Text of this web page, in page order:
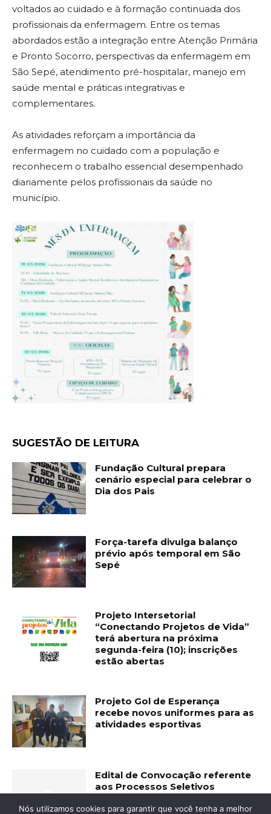
voltados ao cuidado e à formação continuada dos
profissionais da enfermagem. Entre os temas
abordados estão a integração entre Atenção Primária
e Pronto Socorro, perspectivas da enfermagem em
São Sepé, atendimento pré-hospitalar, manejo em
saúde mental e práticas integrativas e
complementares.
As atividades reforçam a importância da
enfermagem no cuidado com a população e
reconhecem o trabalho essencial desempenhado
diariamente pelos profissionais da saúde no
município.
SUGESTÃO DE LEITURA
Fundação Cultural prepara
cenário especial para celebrar o
Dia dos Pais
Força-tarefa divulga balanço
prévio após temporal em São
Sepé
Projeto Intersetorial
“Conectando Projetos de Vida”
terá abertura na próxima
segunda-feira (10); inscrições
estão abertas
Projeto Gol de Esperança
recebe novos uniformes para as
atividades esportivas
Edital de Convocação referente
aos Processos Seletivos
15/2026.
Nós utilizamos cookies para garantir que você tenha a melhor